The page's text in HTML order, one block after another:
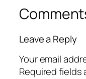
Leave a Reply
Your email
Required fields